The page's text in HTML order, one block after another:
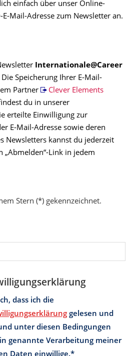
einfach über unser Online-
Mail-Adresse zum Newsletter an.
Internationale@Career
Speicherung Ihrer E-Mail-
Partner
Clever Elements
du in unserer
erteilte Einwilligung zur
E-Mail-Adresse sowie deren
Newsletters kannst du jederzeit
„Abmelden“-Link in jedem